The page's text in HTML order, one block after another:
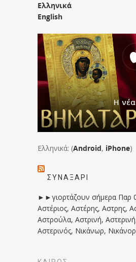
Ελληνικά
English
Ελληνικά: (Android, iPhone)
ΣΥΝΑΞΆΡΙ
►►γιορτάζουν σήμερα Παρ
Αστέριος, Αστέρης, Αστρης,
Αστρούλα, Αστρινή,
Αστερινός, Νικάνωρ,